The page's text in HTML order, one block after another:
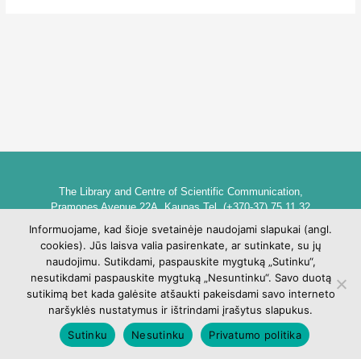
The Library and Centre of Scientific Communication,
Pramones Avenue 22A, Kaunas Tel. (+370-37) 75 11 32
biblioteka@go.kauko.lt
Head of the Library dr. Lina Šarlauskienė
Kauno kolegijos biblioteka ir mokslinės komunikacijos centras,
Pramonės pr. 22A, Kaunas Tel. +370 (37) 75 11 32
biblioteka@go.kauko.lt
Bibliotekos vadovė Lina Šarlauskienė
Informuojame, kad šioje svetainėje naudojami slapukai (angl.
cookies). Jūs laisva valia pasirenkate, ar sutinkate, su jų
naudojimu. Sutikdami, paspauskite mygtuką „Sutinku“,
nesutikdami paspauskite mygtuką „Nesuntinku“. Savo duotą
sutikimą bet kada galėsite atšaukti pakeisdami savo interneto
naršyklės nustatymus ir ištrindami įrašytus slapukus.
Sutinku
Nesutinku Privatumo politika